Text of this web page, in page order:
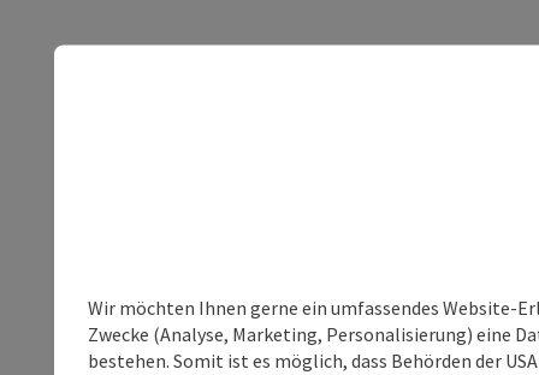
Wir möchten Ihnen gerne ein umfassendes Website-
Zwecke (Analyse, Marketing, Personalisierung) eine
bestehen. Somit ist es möglich, dass Behörden der